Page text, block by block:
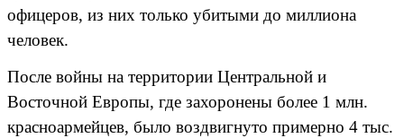
офицеров, из них только убитыми до миллиона
человек.
После войны на территории Центральной и
Восточной Европы, где захоронены более 1 млн.
красноармейцев, было воздвигнуто примерно 4 тыс.